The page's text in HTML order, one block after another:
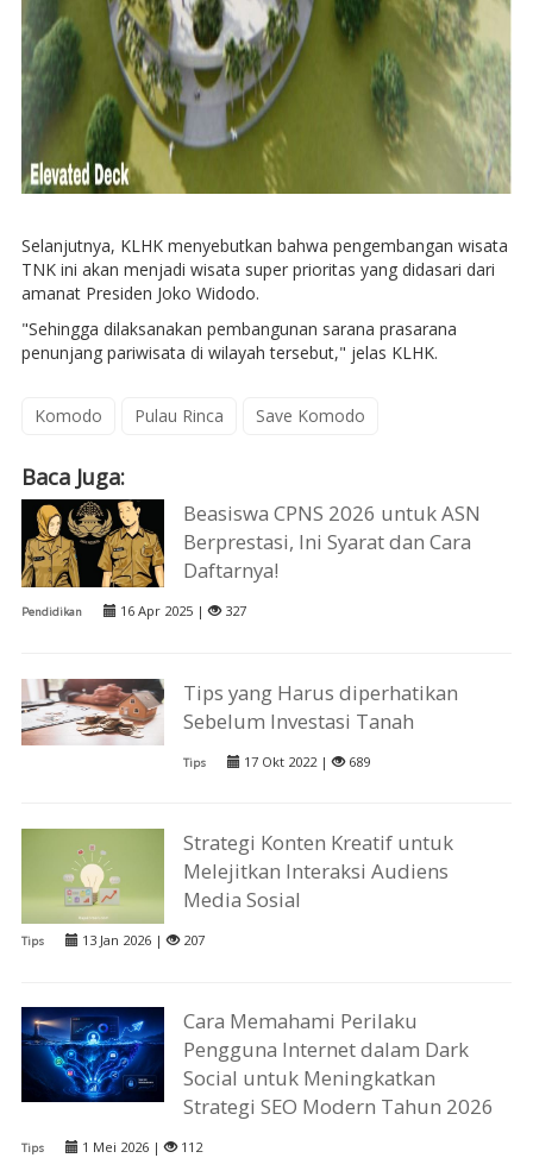
Selanjutnya, KLHK menyebutkan bahwa pengembangan wisata
TNK ini akan menjadi wisata super prioritas yang didasari dari
amanat Presiden Joko Widodo.
"Sehingga dilaksanakan pembangunan sarana prasarana
penunjang pariwisata di wilayah tersebut," jelas KLHK.
Komodo Pulau Rinca Save Komodo
Baca Juga:
Beasiswa CPNS 2026 untuk ASN
Berprestasi, Ini Syarat dan Cara
Daftarnya!
Pendidikan 16 Apr 2025 | 327
Tips yang Harus diperhatikan
Sebelum Investasi Tanah
Tips 17 Okt 2022 | 689
Strategi Konten Kreatif untuk
Melejitkan Interaksi Audiens
Media Sosial
Tips 13 Jan 2026 | 207
Cara Memahami Perilaku
Pengguna Internet dalam Dark
Social untuk Meningkatkan
Strategi SEO Modern Tahun 2026
Tips 1 Mei 2026 | 112